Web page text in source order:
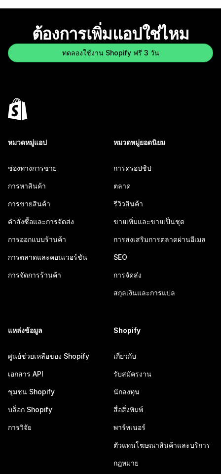
ต้องการเพิ่มแอปใช่ไหม
ทดลองใช้งาน Shopify ฟรี 3 วัน
หมวดหมู่แอป
ช่องทางการขาย
การหาสินค้า
การขายสินค้า
คำสั่งซื้อและการจัดส่ง
การออกแบบร้านค้า
การตลาดและคอนเวอร์ชัน
การจัดการร้านค้า
หมวดหมู่ยอดนิยม
การดรอปชิป
ตลาด
รีวิวสินค้า
ขายเพิ่มและขายเป็นชุด
การส่งเสริมการตลาดผ่านอีเมล
SEO
การจัดส่ง
สกุลเงินและการแปล
แหล่งข้อมูล
ศูนย์ช่วยเหลือของ Shopify
เอกสาร API
ชุมชน Shopify
บล็อก Shopify
การวิจัย
Shopify
เกี่ยวกับ
รับสมัครงาน
นักลงทุน
สื่อสิ่งพิมพ์
พาร์ทเนอร์
ตัวแทนโฆษณาสินค้าและบริการ
กฎหมาย